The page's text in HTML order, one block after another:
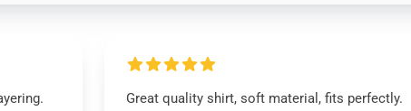
Great quality shirt, soft material, fits perfectly.